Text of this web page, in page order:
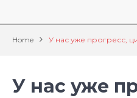
Home У нас уже прогресс,
У нас уже